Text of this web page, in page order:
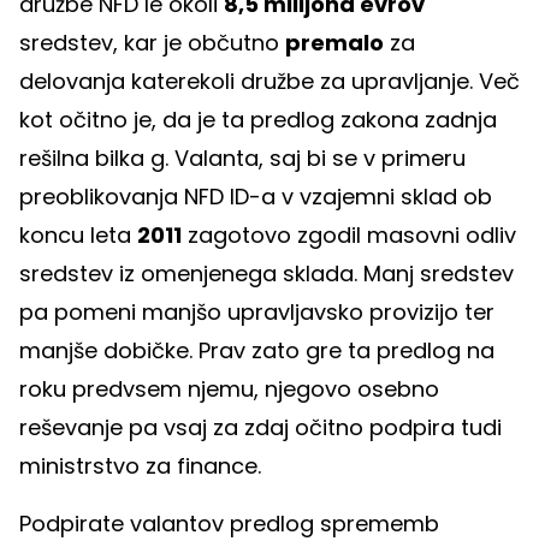
sredstev, kar je občutno premalo za
delovanja katerekoli družbe za upravljanje. Več
kot očitno je, da je ta predlog zakona zadnja
rešilna bilka g. Valanta, saj bi se v primeru
preoblikovanja NFD ID-a v vzajemni sklad ob
koncu leta 2011 zagotovo zgodil masovni odliv
sredstev iz omenjenega sklada. Manj sredstev
pa pomeni manjšo upravljavsko provizijo ter
manjše dobičke. Prav zato gre ta predlog na
roku predvsem njemu, njegovo osebno
reševanje pa vsaj za zdaj očitno podpira tudi
ministrstvo za finance.
Podpirate valantov predlog sprememb